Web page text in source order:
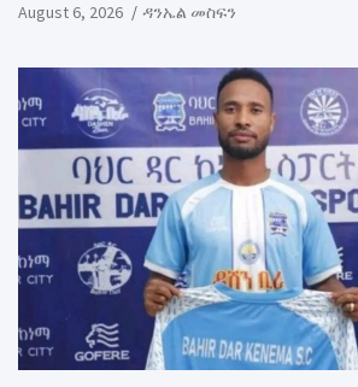
August 6, 2026 ዳንኤል መስፍን